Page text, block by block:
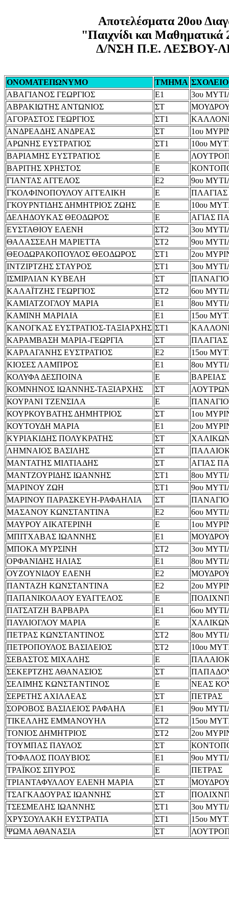
Αποτελέσματα 20ου
"Παιχνίδι και Μαθηματικά
Δ/ΝΣΗ Π.Ε. ΛΕΣΒΟΥ-
ΟΝΟΜΑΤΕΠΩΝΥΜΟ ΤΜΗΜΑ ΣΧΟΛΕΙΟ
ΑΒΑΓΙΑΝΟΣ ΓΕΩΡΓΙΟΣ
Ε1
3ου
ΑΒΡΑΚΙΩΤΗΣ ΑΝΤΩΝΙΟΣ
ΣΤ
ΑΓΟΡΑΣΤΟΣ ΓΕΩΡΓΙΟΣ
ΣΤ1
ΑΝΔΡΕΑΔΗΣ ΑΝΔΡΕΑΣ
ΣΤ
1ου
ΑΡΩΝΗΣ ΕΥΣΤΡΑΤΙΟΣ
ΣΤ1
10ου
ΒΑΡΙΑΜΗΣ ΕΥΣΤΡΑΤΙΟΣ
Ε
ΒΑΡΙΤΗΣ ΧΡΗΣΤΟΣ
Ε
ΓΙΑΝΤΑΣ ΑΓΓΕΛΟΣ
Ε2
9ου
ΓΚΟΛΦΙΝΟΠΟΥΛΟΥ ΑΓΓΕΛΙΚΗ
Ε
ΠΛΑΓΙΑΣ
ΓΚΟΥΡΝΤΙΔΗΣ ΔΗΜΗΤΡΙΟΣ ΖΩΗΣ
Ε
10ου
ΔΕΛΗΔΟΥΚΑΣ ΘΕΟΔΩΡΟΣ
Ε
ΑΓΙΑΣ
ΕΥΣΤΑΘΙΟΥ ΕΛΕΝΗ
ΣΤ2
3ου
ΘΑΛΑΣΣΕΛΗ ΜΑΡΙΕΤΤΑ
ΣΤ2
9ου
ΘΕΟΔΩΡΑΚΟΠΟΥΛΟΣ ΘΕΟΔΩΡΟΣ
ΣΤ1
2ου
ΙΝΤΖΙΡΤΖΗΣ ΣΤΑΥΡΟΣ
ΣΤ1
3ου
ΙΣΜΙΡΛΙΑΝ ΚΥΒΕΛΗ
ΣΤ
ΚΑΛΑΪΤΖΗΣ ΓΕΩΡΓΙΟΣ
ΣΤ2
6ου
ΚΑΜΙΑΤΖΟΓΛΟΥ ΜΑΡΙΑ
Ε1
8ου
ΚΑΜΙΝΗ ΜΑΡΙΛΙΑ
Ε1
15ου
ΚΑΝΟΓΚΑΣ ΕΥΣΤΡΑΤΙΟΣ-ΤΑΞΙΑΡΧΗΣ ΣΤ1
ΚΑΡΑΜΒΑΣΗ ΜΑΡΙΑ-ΓΕΩΡΓΙΑ
ΣΤ
ΠΛΑΓΙΑΣ
ΚΑΡΛΑΓΑΝΗΣ ΕΥΣΤΡΑΤΙΟΣ
Ε2
15ου
ΚΙΟΣΕΣ ΛΑΜΠΡΟΣ
Ε1
8ου
ΚΟΛΥΦΑ ΔΕΣΠΟΙΝΑ
Ε
ΒΑΡΕΙΑΣ
ΚΟΜΝΗΝΟΣ ΙΩΑΝΝΗΣ-ΤΑΞΙΑΡΧΗΣ
ΣΤ
ΚΟΥΡΑΝΙ ΤΖΕΝΣΙΛΑ
Ε
ΚΟΥΡΚΟΥΒΑΤΗΣ ΔΗΜΗΤΡΙΟΣ
ΣΤ
1ου
ΚΟΥΤΟΥΔΗ ΜΑΡΙΑ
Ε1
2ου
ΚΥΡΙΑΚΙΔΗΣ ΠΟΛΥΚΡΑΤΗΣ
ΣΤ
ΛΗΜΝΑΙΟΣ ΒΑΣΙΛΗΣ
ΣΤ
ΜΑΝΤΑΤΗΣ ΜΙΛΤΙΑΔΗΣ
ΣΤ
ΑΓΙΑΣ
ΜΑΝΤΖΟΥΡΙΔΗΣ ΙΩΑΝΝΗΣ
ΣΤ1
8ου
ΜΑΡΙΝΟΥ ΖΩΗ
ΣΤ1
9ου
ΜΑΡΙΝΟΥ ΠΑΡΑΣΚΕΥΗ-ΡΑΦΑΗΛΙΑ
ΣΤ
ΜΑΣΑΝΟΥ ΚΩΝΣΤΑΝΤΙΝΑ
Ε2
6ου
ΜΑΥΡΟΥ ΑΙΚΑΤΕΡΙΝΗ
Ε
1ου
ΜΠΙΤΧΑΒΑΣ ΙΩΑΝΝΗΣ
Ε1
ΜΠΟΚΑ ΜΥΡΣΙΝΗ
ΣΤ2
3ου
ΟΡΦΑΝΙΔΗΣ ΗΛΙΑΣ
Ε1
8ου
ΟΥΖΟΥΝΙΔΟΥ ΕΛΕΝΗ
Ε2
ΠΑΝΤΑΖΗ ΚΩΝΣΤΑΝΤΙΝΑ
Ε2
2ου
ΠΑΠΑΝΙΚΟΛΑΟΥ ΕΥΑΓΓΕΛΟΣ
Ε
ΠΑΤΣΑΤΖΗ ΒΑΡΒΑΡΑ
Ε1
6ου
ΠΑΥΛΙΟΓΛΟΥ ΜΑΡΙΑ
Ε
ΠΕΤΡΑΣ ΚΩΝΣΤΑΝΤΙΝΟΣ
ΣΤ2
8ου
ΠΕΤΡΟΠΟΥΛΟΣ ΒΑΣΙΛΕΙΟΣ
ΣΤ2
10ου
ΣΕΒΑΣΤΟΣ ΜΙΧΑΛΗΣ
Ε
ΣΕΚΕΡΤΖΗΣ ΑΘΑΝΑΣΙΟΣ
ΣΤ
ΣΕΛΙΜΗΣ ΚΩΝΣΤΑΝΤΙΝΟΣ
Ε
ΝΕΑΣ
ΣΕΡΕΤΗΣ ΑΧΙΛΛΕΑΣ
ΣΤ
ΠΕΤΡΑΣ
ΣΟΡΟΒΟΣ ΒΑΣΙΛΕΙΟΣ ΡΑΦΑΗΛ
Ε1
9ου
ΤΙΚΕΛΛΗΣ ΕΜΜΑΝΟΥΗΛ
ΣΤ2
15ου
ΤΟΝΙΟΣ ΔΗΜΗΤΡΙΟΣ
ΣΤ2
2ου
ΤΟΥΜΠΑΣ ΠΑΥΛΟΣ
ΣΤ
ΤΟΦΑΛΟΣ ΠΟΛΥΒΙΟΣ
Ε1
9ου
ΤΡΑΪΚΟΣ ΣΠΥΡΟΣ
Ε
ΠΕΤΡΑΣ
ΤΡΙΑΝΤΑΦΥΛΛΟΥ ΕΛΕΝΗ ΜΑΡΙΑ
ΣΤ
ΤΣΑΓΚΑΔΟΥΡΑΣ ΙΩΑΝΝΗΣ
ΣΤ
ΤΣΕΣΜΕΛΗΣ ΙΩΑΝΝΗΣ
ΣΤ1
3ου
ΧΡΥΣΟΥΛΑΚΗ ΕΥΣΤΡΑΤΙΑ
ΣΤ1
15ου
ΨΩΜΑ ΑΘΑΝΑΣΙΑ
ΣΤ